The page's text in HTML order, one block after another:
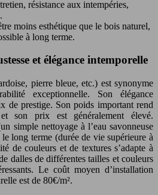
résistance aux intempéries,
moins esthétique que le bois naturel,
à long terme.
et élégance intemporelle
pierre bleue, etc.) est synonyme
exceptionnelle. Son élégance
de prestige. Son poids important rend
son prix est généralement élevé.
simple nettoyage à l’eau savonneuse
long terme (durée de vie supérieure à
de couleurs et de textures s’adapte à
dalles de différentes tailles et couleurs
Le coût moyen d’installation
est de 80€/m².